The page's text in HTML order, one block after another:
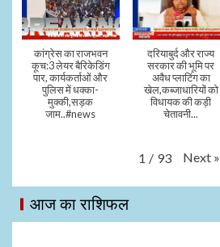
कांग्रेस का राजभवन
कूच:3 लेयर बैरिकेडिंग
पार, कार्यकर्ताओं और
पुलिस में धक्का-
मुक्की,सड़क
जाम..#news
दरियाबुर्द और राज्य
सरकार की भूमि पर
अवैध प्लाटिंग का
खेल,कब्जाधारियों को
विधायक की कड़ी
चेतावनी...
1 / 93 Next »
आज का राशिफल